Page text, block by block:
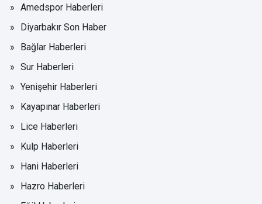
Amedspor Haberleri
Diyarbakır Son Haber
Bağlar Haberleri
Sur Haberleri
Yenişehir Haberleri
Kayapınar Haberleri
Lice Haberleri
Kulp Haberleri
Hani Haberleri
Hazro Haberleri